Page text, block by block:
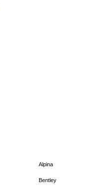
Alpina
Bentley